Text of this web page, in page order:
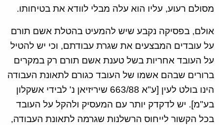
מסולם רעוע, עליו הוא עלה מבלי לוודא את בטיחותו.
אולם, בפסיקה נקבע שיש להמעיט בהטלת אשם תורם
על עובדים המבצעים את שגרת עבודתם, וכי יש להטיל
על העובד אחריות בשל טענת אשם תורם רק במקרים
ברורים שבהם אשמו של העובד כגורם לתאונת העבודה
הינו בולט לעין [ע"א 663/88 שיריזיאן נ' לבידי אשקלון
בע"מ]. יש לדקדק יותר עם המעסיק ולהקל על העובד
בכל הקשור לייחוס הרשלנות שגרמה לתאונת העבודה,